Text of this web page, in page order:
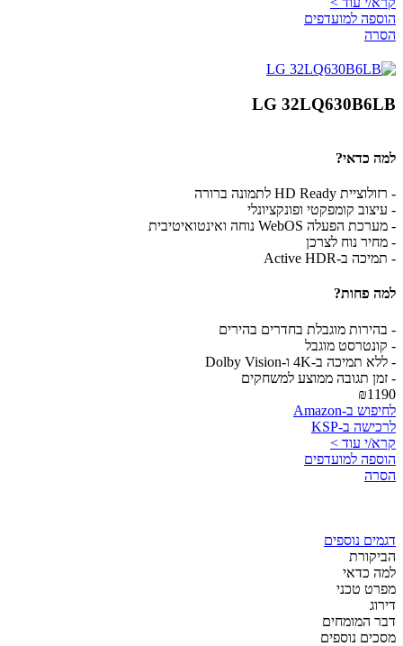
הוספה למועדפים
הסרה
LG 32LQ630B6LB
למה כדאי?
- רזולוציית HD Ready לתמונה ברורה
- עיצוב קומפקטי ופונקציונלי
- מערכת הפעלה WebOS נוחה ואינטואיטיבית
- מחיר נוח לצרכן
- תמיכה ב-Active HDR
למה פחות?
- בהירות מוגבלת בחדרים בהירים
- קונטרסט מוגבל
- ללא תמיכה ב-4K ו-Dolby Vision
- זמן תגובה ממוצע למשחקים
₪1190
לחיפוש ב-Amazon
לרכישה ב-KSP
קרא/י עוד >
הוספה למועדפים
הסרה
דגמים נוספים
הביקורת
למה כדאי
מפרט טכני
דירוג
דבר המומחים
מסכים נוספים